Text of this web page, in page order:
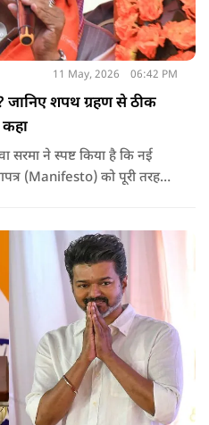
11 May, 2026 06:42 PM
शपथ ग्रहण से ठीक
कहा
सरमा ने स्पष्ट किया है कि नई
(Manifesto) को पूरी तरह